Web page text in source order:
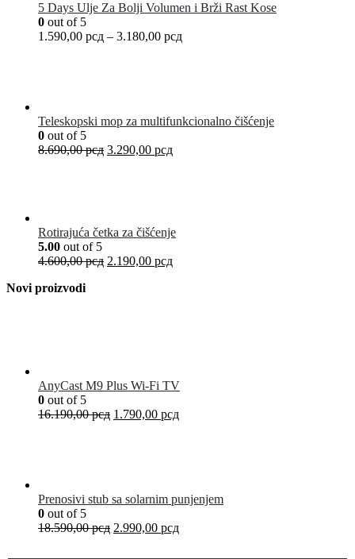
5 Days Ulje Za Bolji Volumen i Brži Rast Kose
0 out of 5
1.590,00 рсд – 3.180,00 рсд
Teleskopski mop za multifunkcionalno čišćenje
0 out of 5
8.690,00рсд 3.290,00 рсд
Rotirajuća četka za čišćenje
5.00 out of 5
4.600,00рсд 2.190,00 рсд
Novi proizvodi
AnyCast M9 Plus Wi-Fi TV
0 out of 5
16.190,00рсд 1.790,00 рсд
Prenosivi stub sa solarnim punjenjem
0 out of 5
18.590,00рсд 2.990,00 рсд